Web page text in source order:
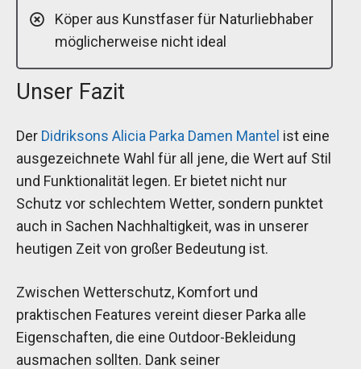
Köper aus Kunstfaser für Naturliebhaber
möglicherweise nicht ideal
Unser Fazit
Der Didriksons Alicia Parka Damen Mantel ist eine
ausgezeichnete Wahl für all jene, die Wert auf Stil
und Funktionalität legen. Er bietet nicht nur
Schutz vor schlechtem Wetter, sondern punktet
auch in Sachen Nachhaltigkeit, was in unserer
heutigen Zeit von großer Bedeutung ist.
Zwischen Wetterschutz, Komfort und
praktischen Features vereint dieser Parka alle
Eigenschaften, die eine Outdoor-Bekleidung
ausmachen sollten. Dank seiner